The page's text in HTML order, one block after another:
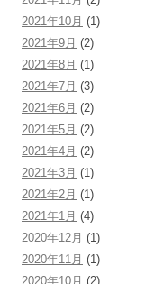
2021年10月 (1)
2021年9月 (2)
2021年8月 (1)
2021年7月 (3)
2021年6月 (2)
2021年5月 (2)
2021年4月 (2)
2021年3月 (1)
2021年2月 (1)
2021年1月 (4)
2020年12月 (1)
2020年11月 (1)
2020年10月 (2)